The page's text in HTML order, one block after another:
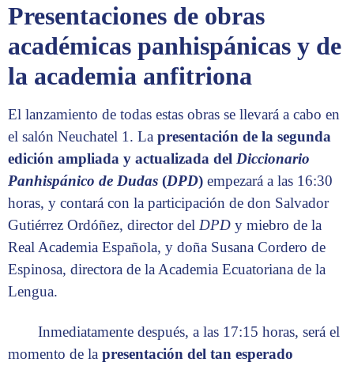
Presentaciones de obras
académicas panhispánicas y de
la academia anfitriona
El lanzamiento de todas estas obras se llevará a cabo en
el salón Neuchatel 1. La presentación de la segunda
edición ampliada y actualizada del Diccionario
Panhispánico de Dudas (DPD) empezará a las 16:30
horas, y contará con la participación de don Salvador
Gutiérrez Ordóñez, director del DPD y miebro de la
Real Academia Española, y doña Susana Cordero de
Espinosa, directora de la Academia Ecuatoriana de la
Lengua.
Inmediatamente después, a las 17:15 horas, será el
momento de la presentación del tan esperado